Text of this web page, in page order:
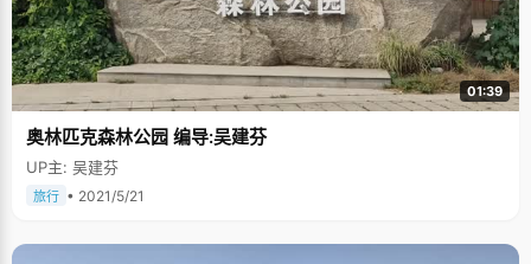
01:39
奥林匹克森林公园 编导:吴建芬
UP主: 吴建芬
旅行 • 2021/5/21